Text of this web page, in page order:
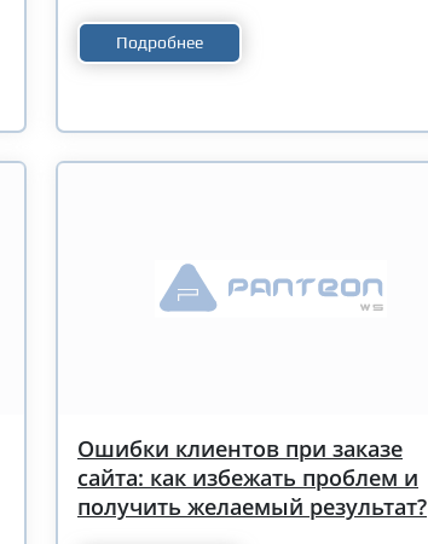
Подробнее
Ошибки клиентов при заказе
сайта: как избежать проблем и
получить желаемый результат?